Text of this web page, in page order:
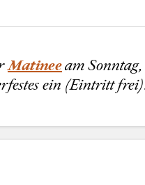
Matineeam
ein (Eintritt